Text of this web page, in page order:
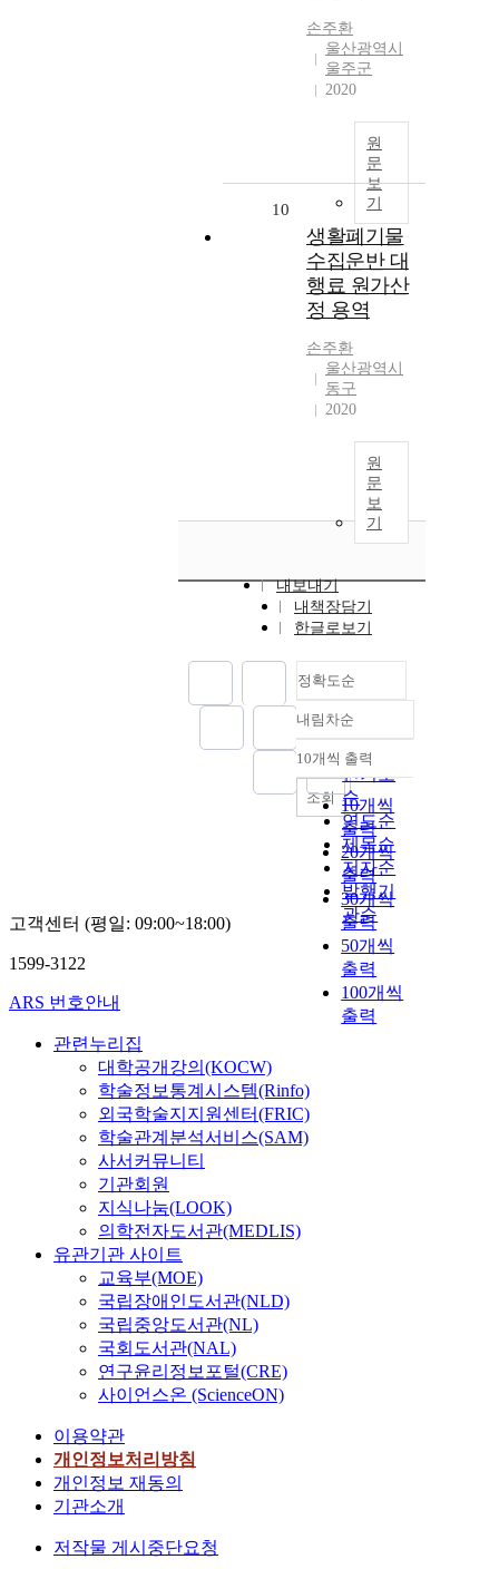
손주환
울산광역시
울주군
2020
원
문
보
기
10
생활폐기물
수집운반 대
행료 원가산
정 용역
손주환
울산광역시
동구
2020
원
문
보
기
내보내기
내책장담기
한글로보기
정확도순
정확도
순
인기도
순
연도순
제목순
저자순
발행기
관순
내림차순
내림차순
10개씩 출력
10개씩
출력
20개씩
출력
30개씩
출력
50개씩
출력
100개씩
출력
조회
고객센터 (평일: 09:00~18:00)
1599-3122
ARS 번호안내
관련누리집
대학공개강의(KOCW)
학술정보통계시스템(Rinfo)
외국학술지지원센터(FRIC)
학술관계분석서비스(SAM)
사서커뮤니티
기관회원
지식나눔(LOOK)
의학전자도서관(MEDLIS)
유관기관 사이트
교육부(MOE)
국립장애인도서관(NLD)
국립중앙도서관(NL)
국회도서관(NAL)
연구윤리정보포털(CRE)
사이언스온 (ScienceON)
이용약관
개인정보처리방침
개인정보 재동의
기관소개
저작물 게시중단요청